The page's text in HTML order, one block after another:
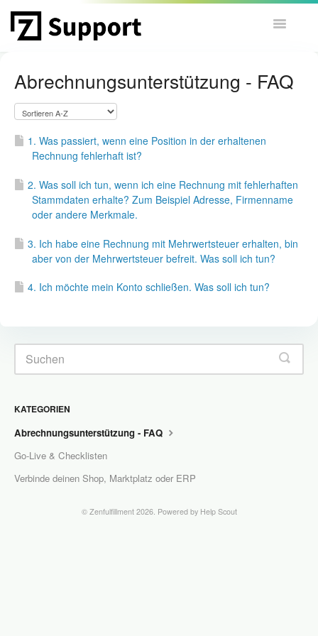
Toggle
Abrechnungsunterstützung - FAQ
1. Was passiert, wenn eine Position in der erhaltenen
Rechnung fehlerhaft ist?
2. Was soll ich tun, wenn ich eine Rechnung mit fehlerhaften
Stammdaten erhalte? Zum Beispiel Adresse, Firmenname
oder andere Merkmale.
3. Ich habe eine Rechnung mit Mehrwertsteuer erhalten, bin
aber von der Mehrwertsteuer befreit. Was soll ich tun?
4. Ich möchte mein Konto schließen. Was soll ich tun?
KATEGORIEN
Abrechnungsunterstützung - FAQ
Go-Live & Checklisten
Verbinde deinen Shop, Marktplatz oder ERP
© Zenfulfillment2026. Powered by Help Scout